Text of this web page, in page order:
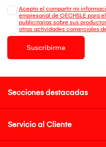
Acepto el compartir mi
empresarial de OECHSLE para
publicitarias sobre sus
otras actividades comerciales
Suscribirme
Secciones destacadas
Servicio al Cliente